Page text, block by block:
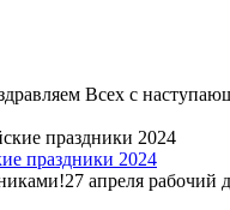
Всех с
праздники 2024
апреля рабочий